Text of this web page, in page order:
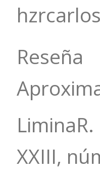
XXIII,